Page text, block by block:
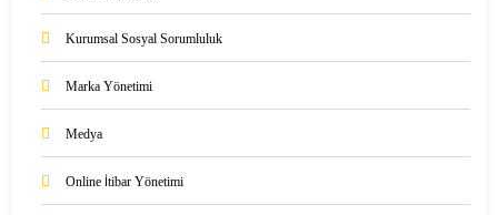
Kurumsal Sosyal Sorumluluk
Marka Yönetimi
Medya
Online İtibar Yönetimi